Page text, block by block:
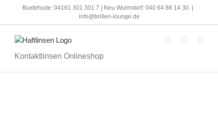
content
Buxtehude: 04161 301 301 7 | Neu Wulmstorf: 040 64 88 14 30
info@brillen-lounge.de
Kontaktlinsen Onlineshop